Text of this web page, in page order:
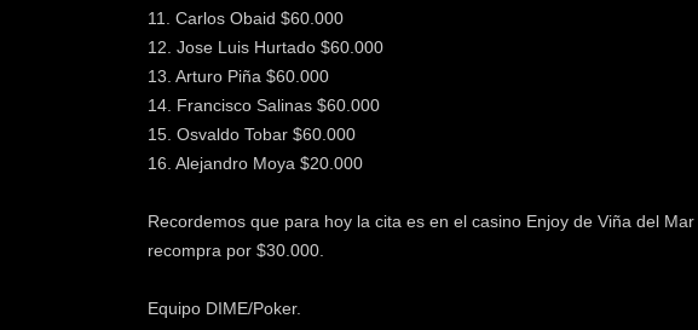
11. Carlos Obaid $60.000
12. Jose Luis Hurtado $60.000
13. Arturo Piña $60.000
14. Francisco Salinas $60.000
15. Osvaldo Tobar $60.000
16. Alejandro Moya $20.000
Recordemos que para hoy la cita es en el casino Enjoy de Viña del
recompra por $30.000.
Equipo DIME/Poker.